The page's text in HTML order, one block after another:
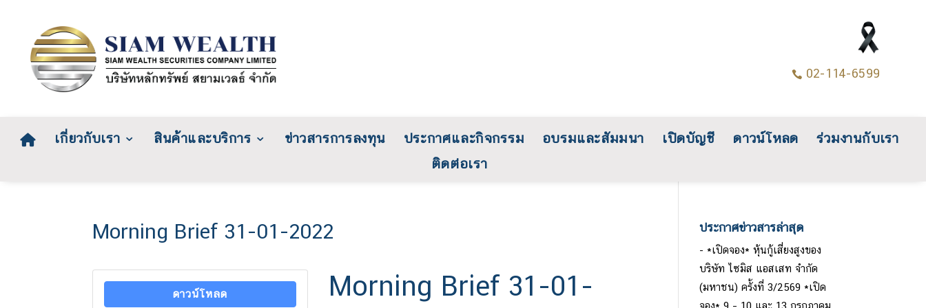
 02-114-6599
เกี่ยวกับเรา สินค้าและบริการ ข่าวสารการลงทุน ประกาศและกิจกรรม อบรมและสัมมนา เปิดบัญชี ดาวน์โหลด ร่วมงานกับเรา
ติดต่อเรา
Morning Brief 31-01-2022
ดาวน์โหลด
Morning Brief 31-01-
ประกาศข่าวสารล่าสุด
*เปิดจอง* หุ้นกู้เสี่ยงสูงของ
บริษัท ไซมิส แอสเสท จำกัด
(มหาชน) ครั้งที่ 3/2569 *เปิด
จอง* 9 – 10 และ 13 กรกฎาคม